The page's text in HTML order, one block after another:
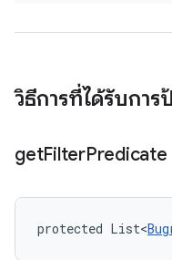
วิธีการที่ได้รับกา
getFilterPredicate
protected List<